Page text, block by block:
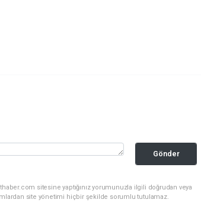
Gönder
sitesine yaptığınız yorumunuzla ilgili doğrudan veya
site yönetimi hiçbir şekilde sorumlu tutulamaz.